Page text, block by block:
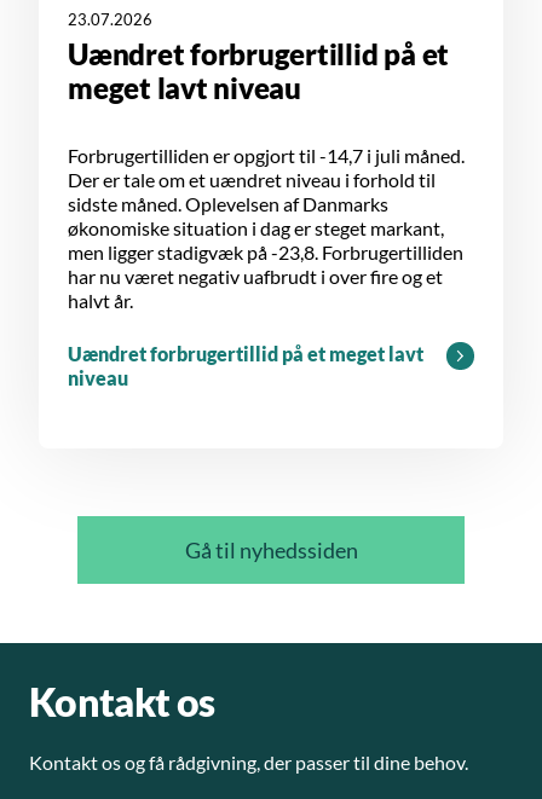
23.07.2026
Uændret forbrugertillid på et
meget lavt niveau
Forbrugertilliden er opgjort til -14,7 i juli måned.
Der er tale om et uændret niveau i forhold til
sidste måned. Oplevelsen af Danmarks
økonomiske situation i dag er steget markant,
men ligger stadigvæk på -23,8. Forbrugertilliden
har nu været negativ uafbrudt i over fire og et
halvt år.
Uændret forbrugertillid på et meget lavt
niveau
Gå til nyhedssiden
Kontakt os
Kontakt os og få rådgivning, der passer til dine behov.